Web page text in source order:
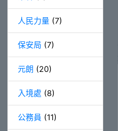
人民力量 (7)
保安局 (7)
元朗 (20)
入境處 (8)
公務員 (11)